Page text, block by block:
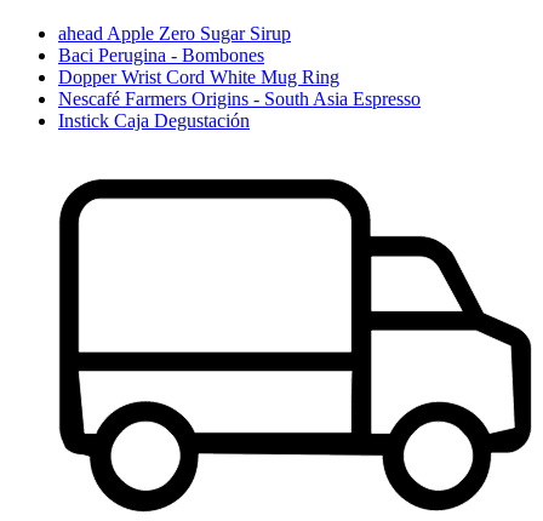
ahead Apple Zero Sugar Sirup
Baci Perugina - Bombones
Dopper Wrist Cord White Mug Ring
Nescafé Farmers Origins - South Asia Espresso
Instick Caja Degustación